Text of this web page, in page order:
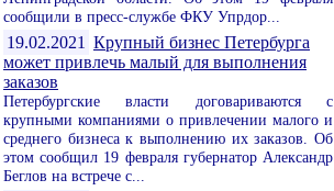
сообщили в пресс-службе ФКУ Упрдор...
19.02.2021 Крупный бизнес Петербурга
может привлечь малый для выполнения
заказов
Петербургские власти договариваются с
крупными компаниями о привлечении малого и
среднего бизнеса к выполнению их заказов. Об
этом сообщил 19 февраля губернатор Александр
Беглов на встрече с...